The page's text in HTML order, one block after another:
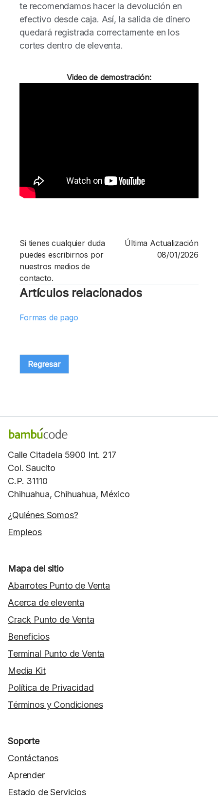
te recomendamos hacer la devolución en
efectivo desde caja. Así, la salida de dinero
quedará registrada correctamente en los
cortes dentro de eleventa.
Video de demostración:
Si tienes cualquier duda
puedes escribirnos por
nuestros medios de
contacto.
Última Actualización
08/01/2026
Artículos relacionados
Formas de pago
Regresar
Calle Citadela 5900 Int. 217
Col. Saucito
C.P. 31110
Chihuahua, Chihuahua, México
¿Quiénes Somos?
Empleos
Mapa del sitio
Abarrotes Punto de Venta
Acerca de eleventa
Crack Punto de Venta
Beneficios
Terminal Punto de Venta
Media Kit
Política de Privacidad
Términos y Condiciones
Soporte
Contáctanos
Aprender
Estado de Servicios